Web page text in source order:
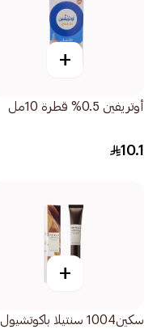
+
أوتريفين 0.5% قطرة 10مل
10.1
+
سكين1004 سنتيلا باكوتشيول